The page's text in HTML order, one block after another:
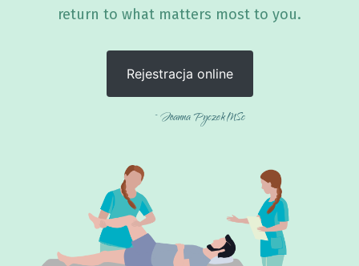
return to what matters most to you.
Rejestracja online
~ Joanna Pyczek MSc